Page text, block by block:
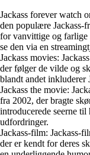
Jackass forever watch
den populære Jackass-
for vanvittige og farlige
se den via en
Jackass movies:
der følger de vilde og
blandt andet
Jackass the movie:
fra 2002, der bragte
introducerede seerne
udfordringer.
Jackass-film: Jackass-
der er kendt for deres